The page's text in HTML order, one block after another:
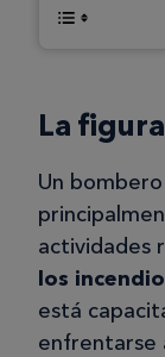
La
Un
actividades
los
está
enfrentarse